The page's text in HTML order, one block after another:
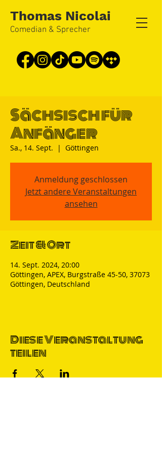
Thomas Nicolai
Comedian & Sprecher
Sächsisch für
Anfänger
Sa., 14. Sept.
  |
Göttingen
Anmeldung geschlossen
Jetzt andere Veranstaltungen
ansehen
Zeit & Ort
14. Sept. 2024, 20:00
Göttingen, APEX, Burgstraße 45-50, 37073
Göttingen, Deutschland
Diese Veranstaltung
teilen